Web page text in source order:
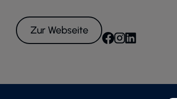
Zur Webseite